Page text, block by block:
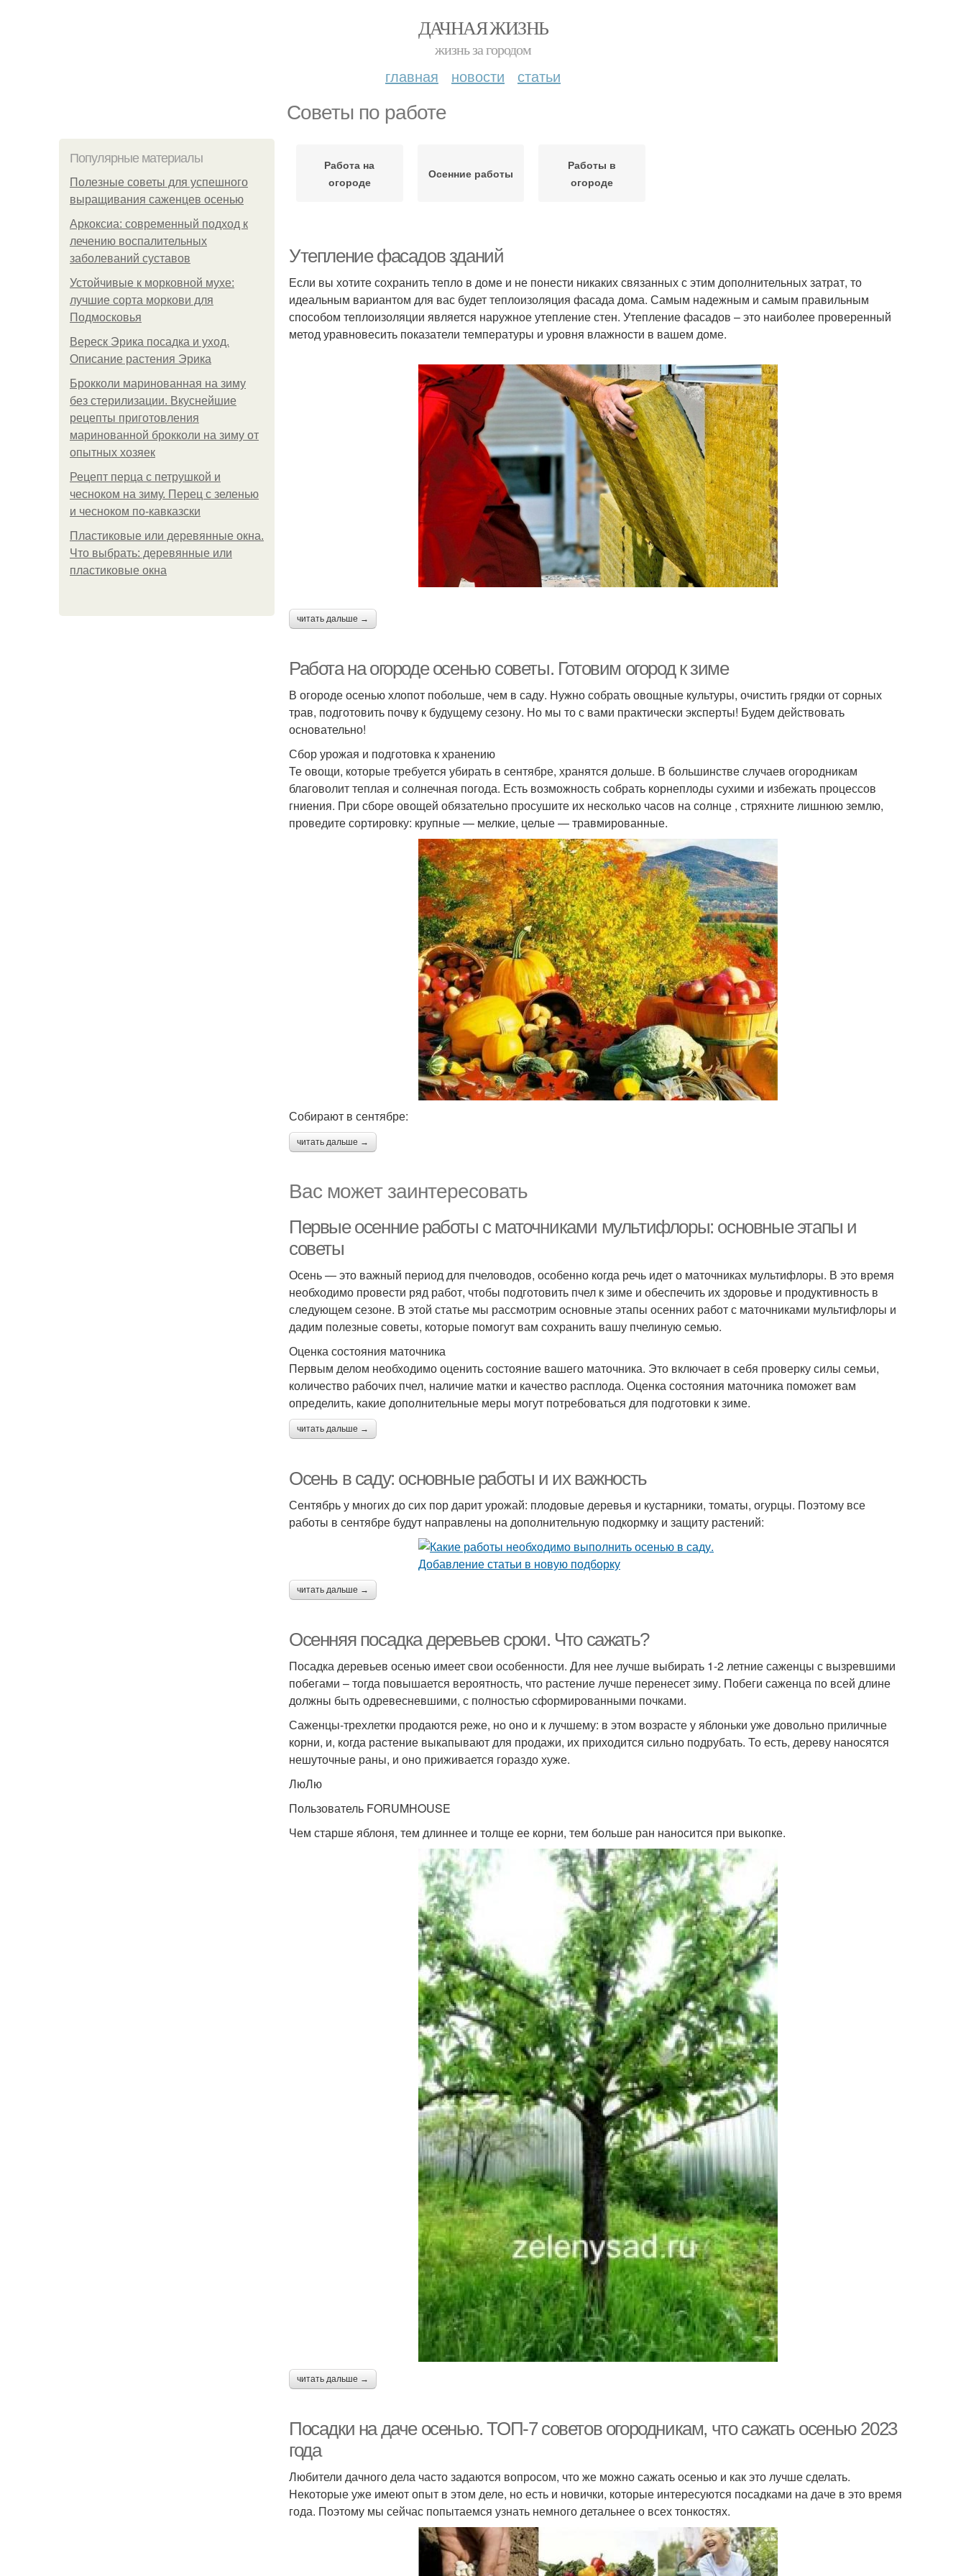
ДАЧНАЯ ЖИЗНЬ
жизнь за городом
главная новости статьи
Советы по работе
Популярные материалы
Полезные советы для успешного
выращивания саженцев осенью
Аркоксиа: современный подход к
лечению воспалительных
заболеваний суставов
Устойчивые к морковной мухе:
лучшие сорта моркови для
Подмосковья
Вереск Эрика посадка и уход.
Описание растения Эрика
Брокколи маринованная на зиму
без стерилизации. Вкуснейшие
рецепты приготовления
маринованной брокколи на зиму от
опытных хозяек
Рецепт перца с петрушкой и
чесноком на зиму. Перец с зеленью
и чесноком по-кавказски
Пластиковые или деревянные окна.
Что выбрать: деревянные или
пластиковые окна
Работа на
огороде
Осенние работы
Работы в
огороде
Утепление фасадов зданий
Если вы хотите сохранить тепло в доме и не понести никаких связанных с этим дополнительных затрат, то
идеальным вариантом для вас будет теплоизоляция фасада дома. Самым надежным и самым правильным
способом теплоизоляции является наружное утепление стен. Утепление фасадов – это наиболее проверенный
метод уравновесить показатели температуры и уровня влажности в вашем доме.
читать дальше →
Работа на огороде осенью советы. Готовим огород к зиме
В огороде осенью хлопот побольше, чем в саду. Нужно собрать овощные культуры, очистить грядки от сорных
трав, подготовить почву к будущему сезону. Но мы то с вами практически эксперты! Будем действовать
основательно!
Сбор урожая и подготовка к хранению
Те овощи, которые требуется убирать в сентябре, хранятся дольше. В большинстве случаев огородникам
благоволит теплая и солнечная погода. Есть возможность собрать корнеплоды сухими и избежать процессов
гниения. При сборе овощей обязательно просушите их несколько часов на солнце , стряхните лишнюю землю,
проведите сортировку: крупные — мелкие, целые — травмированные.
Собирают в сентябре:
читать дальше →
Вас может заинтересовать
Первые осенние работы с маточниками мультифлоры: основные этапы и
советы
Осень — это важный период для пчеловодов, особенно когда речь идет о маточниках мультифлоры. В это время
необходимо провести ряд работ, чтобы подготовить пчел к зиме и обеспечить их здоровье и продуктивность в
следующем сезоне. В этой статье мы рассмотрим основные этапы осенних работ с маточниками мультифлоры и
дадим полезные советы, которые помогут вам сохранить вашу пчелиную семью.
Оценка состояния маточника
Первым делом необходимо оценить состояние вашего маточника. Это включает в себя проверку силы семьи,
количество рабочих пчел, наличие матки и качество расплода. Оценка состояния маточника поможет вам
определить, какие дополнительные меры могут потребоваться для подготовки к зиме.
читать дальше →
Осень в саду: основные работы и их важность
Сентябрь у многих до сих пор дарит урожай: плодовые деревья и кустарники, томаты, огурцы. Поэтому все
работы в сентябре будут направлены на дополнительную подкормку и защиту растений:
читать дальше →
Осенняя посадка деревьев сроки. Что сажать?
Посадка деревьев осенью имеет свои особенности. Для нее лучше выбирать 1-2 летние саженцы с вызревшими
побегами – тогда повышается вероятность, что растение лучше перенесет зиму. Побеги саженца по всей длине
должны быть одревесневшими, с полностью сформированными почками.
Саженцы-трехлетки продаются реже, но оно и к лучшему: в этом возрасте у яблоньки уже довольно приличные
корни, и, когда растение выкапывают для продажи, их приходится сильно подрубать. То есть, дереву наносятся
нешуточные раны, и оно приживается гораздо хуже.
ЛюЛю
Пользователь FORUMHOUSE
Чем старше яблоня, тем длиннее и толще ее корни, тем больше ран наносится при выкопке.
читать дальше →
Посадки на даче осенью. ТОП-7 советов огородникам, что сажать осенью 2023
года
Любители дачного дела часто задаются вопросом, что же можно сажать осенью и как это лучше сделать.
Некоторые уже имеют опыт в этом деле, но есть и новички, которые интересуются посадками на даче в это время
года. Поэтому мы сейчас попытаемся узнать немного детальнее о всех тонкостях.